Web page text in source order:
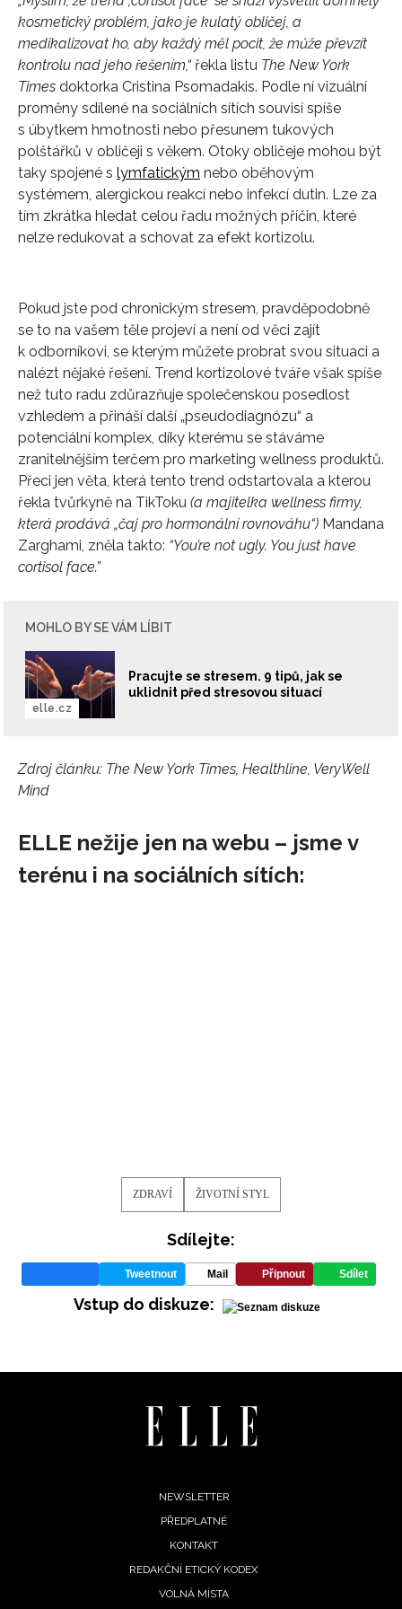
INFORMACE
REDAKCE
kosmetický problém, jako je kulatý obličej, a
medikalizovat ho, aby každý měl pocit, že může převzít
kontrolu nad jeho řešením,“ řekla listu The New York
Times doktorka Cristina Psomadakis. Podle ní vizuální
proměny sdílené na sociálních sítích souvisí spíše
s úbytkem hmotnosti nebo přesunem tukových
polštářků v obličeji s věkem. Otoky obličeje mohou být
taky spojené s lymfatickým nebo oběhovým
systémem, alergickou reakcí nebo infekcí dutin. Lze za
tím zkrátka hledat celou řadu možných příčin, které
nelze redukovat a schovat za efekt kortizolu.
Pokud jste pod chronickým stresem, pravděpodobně
se to na vašem těle projeví a není od věci zajít
k odborníkovi, se kterým můžete probrat svou situaci a
nalézt nějaké řešení. Trend kortizolové tváře však spíše
než tuto radu zdůrazňuje společenskou posedlost
vzhledem a přináší další „pseudodiagnózu“ a
potenciální komplex, díky kterému se stáváme
zranitelnějším terčem pro marketing wellness produktů.
Přeci jen věta, která tento trend odstartovala a kterou
řekla tvůrkyně na TikToku (a majitelka wellness firmy,
která prodává „čaj pro hormonální rovnováhu“) Mandana
Zarghami, zněla takto: “You’re not ugly. You just have
cortisol face.”
MOHLO BY SE VÁM LÍBIT
Pracujte se stresem. 9 tipů, jak se
uklidnit před stresovou situací
elle.cz
Zdroj článku: The New York Times, Healthline, VeryWell
Mind
ELLE nežije jen na webu – jsme v
terénu i na sociálních sítích:
ZDRAVÍ ŽIVOTNÍ STYL
Sdílejte:
Tweetnout Mail Připnout Sdílet
Vstup do diskuze:
NEWSLETTER
PŘEDPLATNÉ
KONTAKT
REDAKČNÍ ETICKÝ KODEX
VOLNÁ MÍSTA